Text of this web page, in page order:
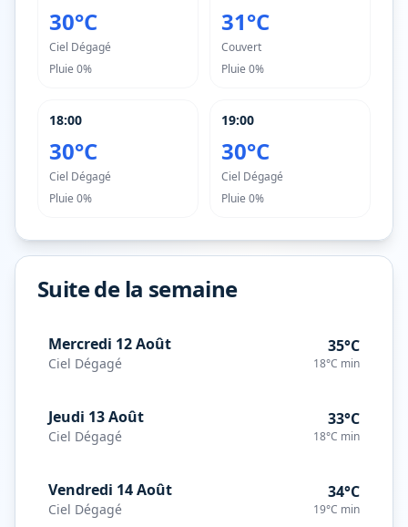
30°C
Ciel Dégagé
Pluie 0%
31°C
Couvert
Pluie 0%
18:00
30°C
Ciel Dégagé
Pluie 0%
19:00
30°C
Ciel Dégagé
Pluie 0%
Suite de la semaine
Mercredi 12 Août
Ciel Dégagé
35°C
18°C min
Jeudi 13 Août
Ciel Dégagé
33°C
18°C min
Vendredi 14 Août
Ciel Dégagé
34°C
19°C min